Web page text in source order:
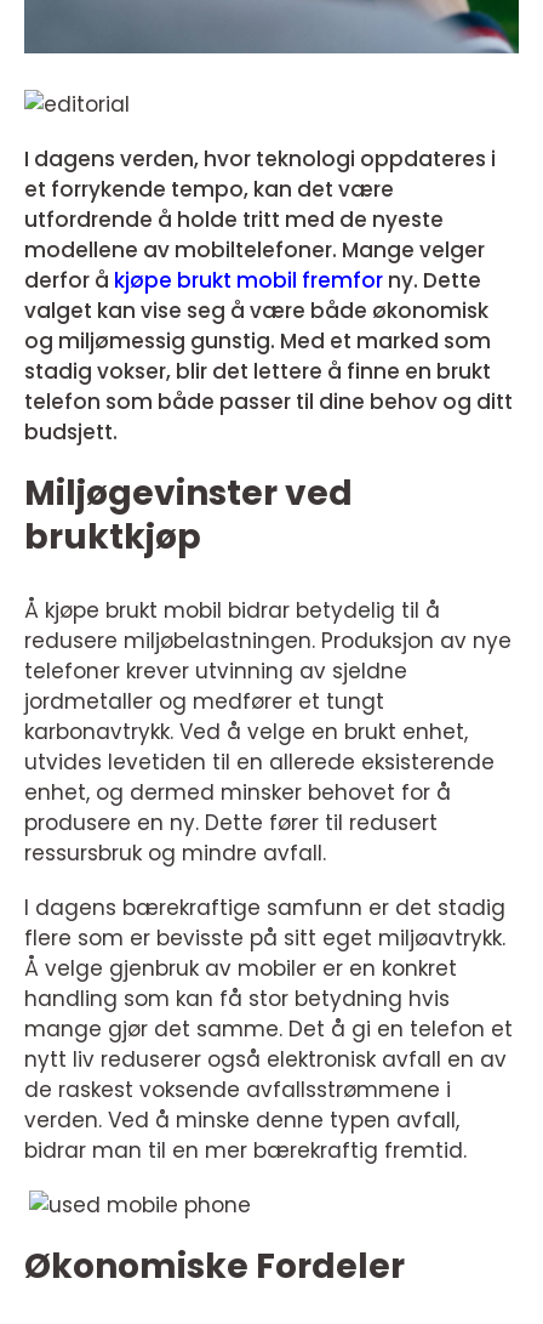
I dagens verden, hvor teknologi oppdateres i
et forrykende tempo, kan det være
utfordrende å holde tritt med de nyeste
modellene av mobiltelefoner. Mange velger
derfor å kjøpe brukt mobil fremfor ny. Dette
valget kan vise seg å være både økonomisk
og miljømessig gunstig. Med et marked som
stadig vokser, blir det lettere å finne en brukt
telefon som både passer til dine behov og ditt
budsjett.
Miljøgevinster ved
bruktkjøp
Å kjøpe brukt mobil bidrar betydelig til å
redusere miljøbelastningen. Produksjon av nye
telefoner krever utvinning av sjeldne
jordmetaller og medfører et tungt
karbonavtrykk. Ved å velge en brukt enhet,
utvides levetiden til en allerede eksisterende
enhet, og dermed minsker behovet for å
produsere en ny. Dette fører til redusert
ressursbruk og mindre avfall.
I dagens bærekraftige samfunn er det stadig
flere som er bevisste på sitt eget miljøavtrykk.
Å velge gjenbruk av mobiler er en konkret
handling som kan få stor betydning hvis
mange gjør det samme. Det å gi en telefon et
nytt liv reduserer også elektronisk avfall en av
de raskest voksende avfallsstrømmene i
verden. Ved å minske denne typen avfall,
bidrar man til en mer bærekraftig fremtid.
Økonomiske Fordeler